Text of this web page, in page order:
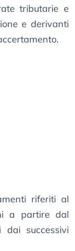
tributarie e
e derivanti
riferiti al
a partire dal
successivi